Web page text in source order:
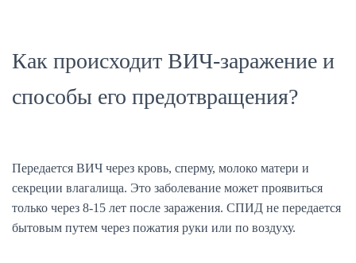
Как происходит ВИЧ-заражение и
способы его предотвращения?
Передается ВИЧ через кровь, сперму, молоко матери и
секреции влагалища. Это заболевание может проявиться
только через 8-15 лет после заражения. СПИД не передается
бытовым путем через пожатия руки или по воздуху.